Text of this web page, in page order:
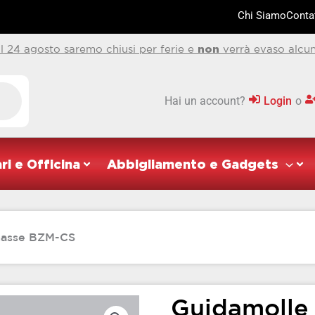
Chi Siamo
24 agosto saremo chiusi per ferie e non verrà evaso
Hai un account? Login o
e Officina Abbigliamento e Gadgets
BZM-CS
Guidamolle